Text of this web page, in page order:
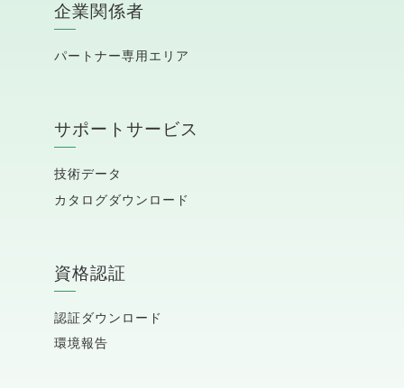
企業関係者
パートナー専用エリア
サポートサービス
技術データ
カタログダウンロード
資格認証
認証ダウンロード
環境報告